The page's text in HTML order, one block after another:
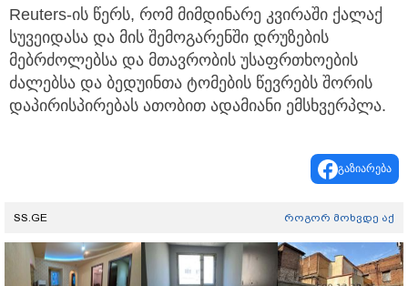
Reuters-ის წერს, რომ მიმდინარე კვირაში ქალაქ
სუვეიდასა და მის შემოგარენში დრუზების
მებრძოლებსა და მთავრობის უსაფრთხოების
ძალებსა და ბედუინთა ტომების წევრებს შორის
დაპირისპირებას ათობით ადამიანი ემსხვერპლა.
გაზიარება
SS.GE როგორ მოხვდე აქ